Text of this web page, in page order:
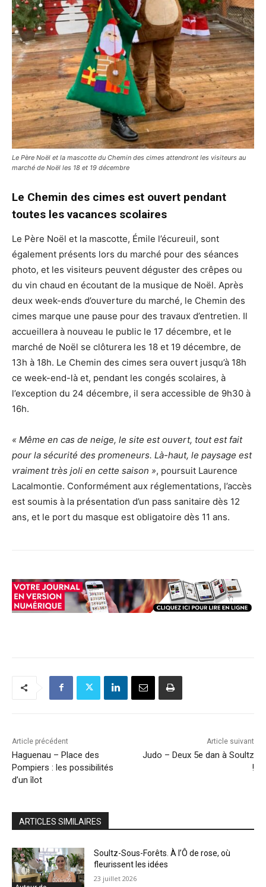
Le Père Noël et la mascotte du Chemin des cimes attendront les visiteurs au
marché de Noël les 18 et 19 décembre
Le Chemin des cimes est ouvert pendant
toutes les vacances scolaires
Le Père Noël et la mascotte, Émile l’écureuil, sont
également présents lors du marché pour des séances
photo, et les visiteurs peuvent déguster des crêpes ou
du vin chaud en écoutant de la musique de Noël. Après
deux week-ends d’ouverture du marché, le Chemin des
cimes marque une pause pour des travaux d’entretien. Il
accueillera à nouveau le public le 17 décembre, et le
marché de Noël se clôturera les 18 et 19 décembre, de
13h à 18h. Le Chemin des cimes sera ouvert jusqu’à 18h
ce week-end-là et, pendant les congés scolaires, à
l’exception du 24 décembre, il sera accessible de 9h30 à
16h.
« Même en cas de neige, le site est ouvert, tout est fait
pour la sécurité des promeneurs. Là-haut, le paysage est
vraiment très joli en cette saison », poursuit Laurence
Lacalmontie. Conformément aux réglementations, l’accès
est soumis à la présentation d’un pass sanitaire dès 12
ans, et le port du masque est obligatoire dès 11 ans.
Article précédent
Haguenau – Place des
Pompiers : les possibilités
d’un îlot
Article suivant
Judo – Deux 5e dan à Soultz
!
ARTICLES SIMILAIRES
Soultz-Sous-Forêts. À l’Ô de rose, où
fleurissent les idées
23 juillet 2026